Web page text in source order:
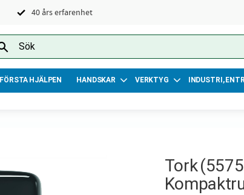
40 års erfarenhet
FÖRSTA HJÄLPEN HANDSKAR VERKTYG INDUSTRI,
Tork